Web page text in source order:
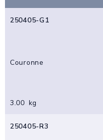
250405-G1
Couronne
3.00 kg
250405-R3